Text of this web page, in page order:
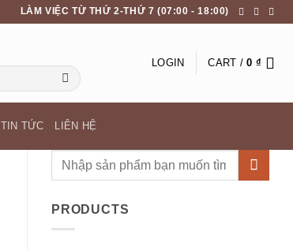
LÀM VIỆC TỪ THỨ 2-THỨ 7 (07:00 - 18:00)
LOGIN CART /0 ₫
TIN TỨC LIÊN HỆ
Search
PRODUCTS